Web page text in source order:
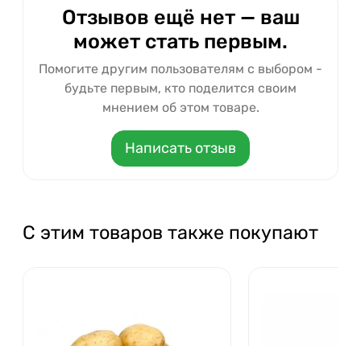
Отзывов ещё нет — ваш
может стать первым.
Помогите другим пользователям с выбором -
будьте первым, кто поделится своим
мнением об этом товаре.
Написать отзыв
С этим товаров также покупают